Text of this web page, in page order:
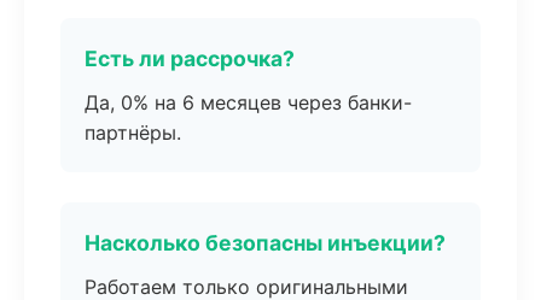
Есть ли рассрочка?
Да, 0% на 6 месяцев через банки-
партнёры.
Насколько безопасны инъекции?
Работаем только оригинальными